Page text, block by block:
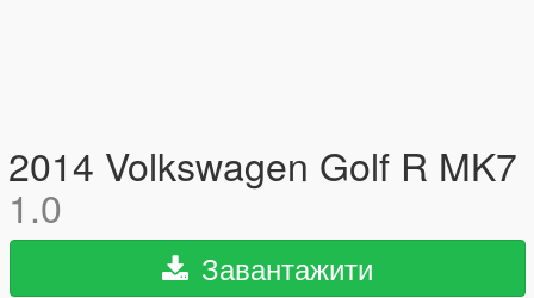
2014 Volkswagen Golf R MK7
1.0
Завантажити